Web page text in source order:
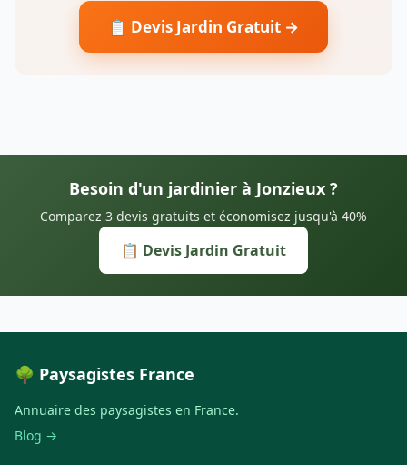
📋 Devis Jardin Gratuit →
Besoin d'un jardinier à Jonzieux ?
Comparez 3 devis gratuits et économisez jusqu'à 40%
📋 Devis Jardin Gratuit
🌳 Paysagistes France
Annuaire des paysagistes en France.
Blog →